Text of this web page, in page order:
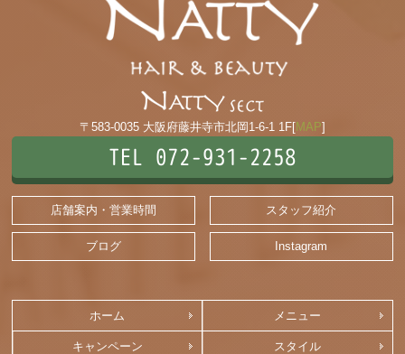
〒583-0035 大阪府藤井寺市北岡1-6-1 1F[MAP]
TEL 072-931-2258
店舗案内・営業時間 スタッフ紹介
ブログ Instagram
ホーム メニュー
キャンペーン スタイル